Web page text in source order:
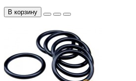
В корзину